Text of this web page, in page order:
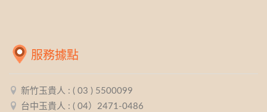
服務據點
新竹玉貴人 : ( 03 ) 5500099
台中玉貴人 : ( 04）2471-0486